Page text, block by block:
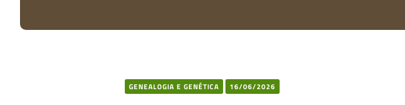
GENEALOGIA E GENÉTICA 16/06/2026